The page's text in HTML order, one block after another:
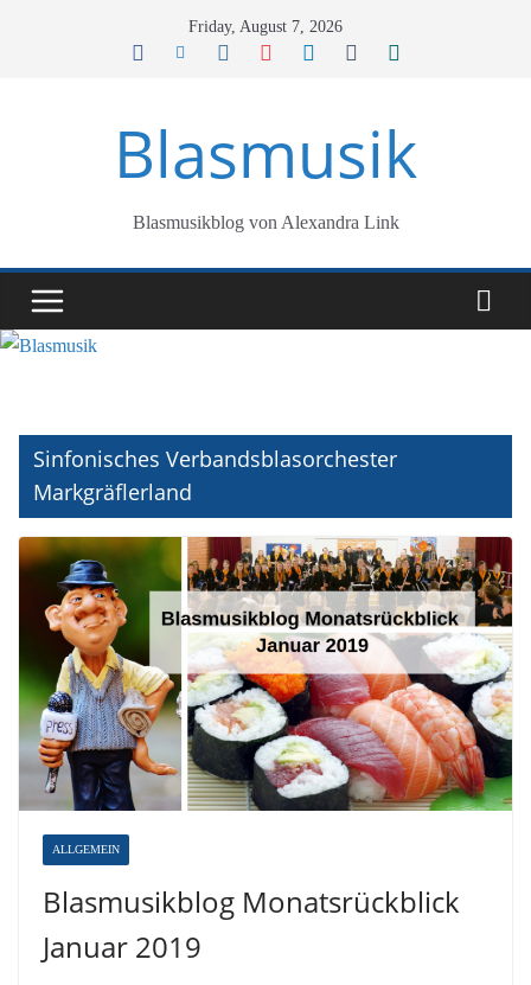
Friday, August 7, 2026
Blasmusik
Blasmusikblog von Alexandra Link
Sinfonisches Verbandsblasorchester
Markgräflerland
ALLGEMEIN
Blasmusikblog Monatsrückblick
Januar 2019